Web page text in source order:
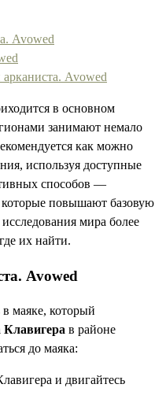
Avowed
Avowed
в основном
занимают немало
как можно
используя доступные
способов —
которые повышают базовую
мира более
их найти.
Avowed
маяке, который
в районе
до маяка:
и двигайтесь